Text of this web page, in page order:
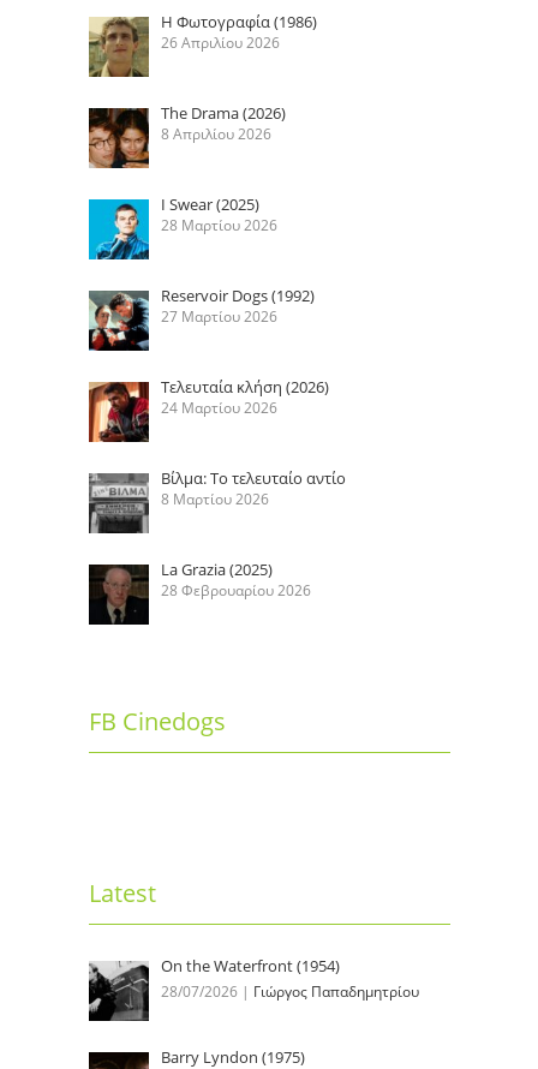
Η Φωτογραφία (1986)
26 Απριλίου 2026
The Drama (2026)
8 Απριλίου 2026
I Swear (2025)
28 Μαρτίου 2026
Reservoir Dogs (1992)
27 Μαρτίου 2026
Τελευταία κλήση (2026)
24 Μαρτίου 2026
Βίλμα: Το τελευταίο αντίο
8 Μαρτίου 2026
La Grazia (2025)
28 Φεβρουαρίου 2026
FB Cinedogs
Latest
On the Waterfront (1954)
28/07/2026 | Γιώργος Παπαδημητρίου
Barry Lyndon (1975)